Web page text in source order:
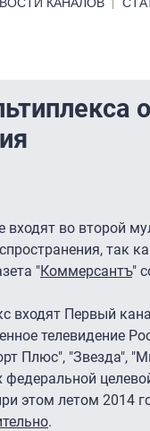
входят во второй
так
"Коммерсантъ"
входят Первый
телевидение
Плюс", "Звезда",
этом летом 2014
.